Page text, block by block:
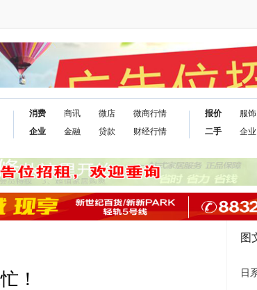
消费
企业
商讯
金融
微店
贷款
微商行情
财经行情
报价
二手
服饰
企业
！
图
日